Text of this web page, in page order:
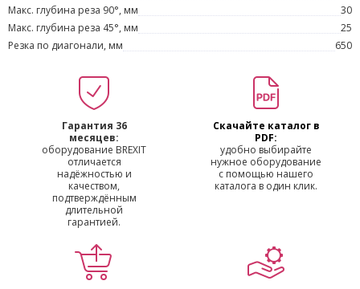
Макс. глубина реза 90°, мм
30
Макс. глубина реза 45°, мм
25
Резка по диагонали, мм
650
Гарантия 36
месяцев:
оборудование BREXIT
отличается
надёжностью и
качеством,
подтверждённым
длительной
гарантией.
Скачайте каталог в
PDF:
удобно выбирайте
нужное оборудование
с помощью нашего
каталога в один клик.